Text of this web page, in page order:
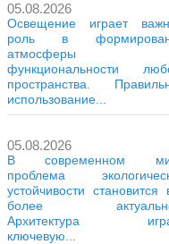
05.08.2026
Освещение играет
роль в
атмосферы
функциональности
пространства.
использование...
05.08.2026
В современном
проблема
устойчивости становится
более
Архитектура
ключевую...